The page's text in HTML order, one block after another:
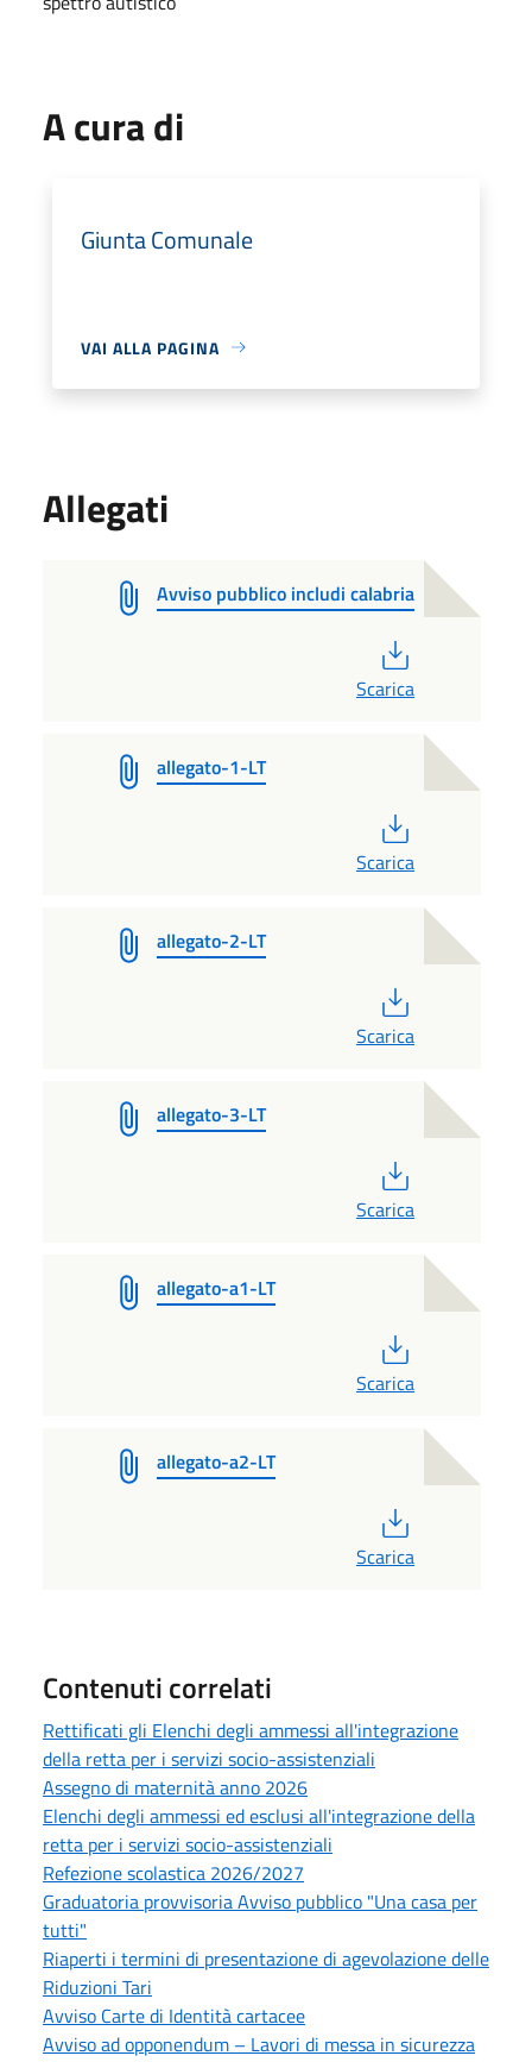
A cura di
Giunta Comunale
VAI ALLA PAGINA
Allegati
Avviso pubblico includi calabria
Scarica
allegato-1-LT
Scarica
allegato-2-LT
Scarica
allegato-3-LT
Scarica
allegato-a1-LT
Scarica
allegato-a2-LT
Scarica
Contenuti correlati
Rettificati gli Elenchi degli ammessi all'integrazione
della retta per i servizi socio-assistenziali
Assegno di maternità anno 2026
Elenchi degli ammessi ed esclusi all'integrazione della
retta per i servizi socio-assistenziali
Refezione scolastica 2026/2027
Graduatoria provvisoria Avviso pubblico "Una casa per
tutti"
Riaperti i termini di presentazione di agevolazione delle
Riduzioni Tari
Avviso Carte di Identità cartacee
Avviso ad opponendum – Lavori di messa in sicurezza